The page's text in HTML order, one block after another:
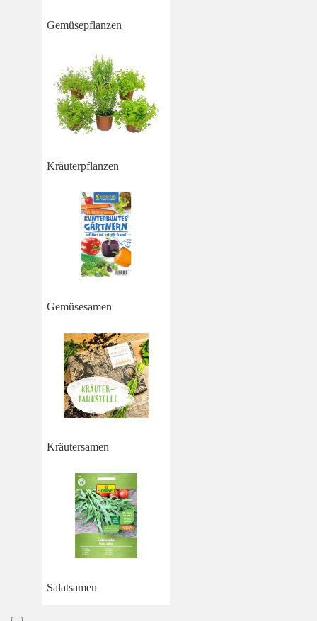
Gemüsepflanzen
Kräuterpflanzen
Gemüsesamen
Kräutersamen
Salatsamen